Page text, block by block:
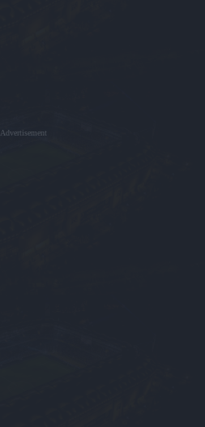
Advertisement